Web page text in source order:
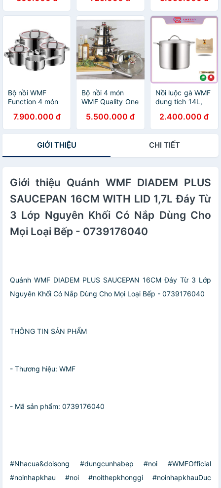
liệu Cromargan
không gỉ.
không gỉ size nhỏ
[NHẬP ĐỨC]
Bộ nồi WMF
Function 4 món
đỏ7.900.000 đ
Bộ nồi 4 món
WMF Quality One
5.500.000 đ
Nồi luộc gà WMF
dung tích 14L,
không gỉ [Hàng
Đức chính hãng]
2.400.000 đ
GIỚI THIỆU CHI TIẾT
Giới thiệu Quánh WMF DIADEM PLUS
SAUCEPAN 16CM WITH LID 1,7L Đáy Từ
3 Lớp Nguyên Khối Có Nắp Dùng Cho
Mọi Loại Bếp - 0739176040
Quánh WMF DIADEM PLUS SAUCEPAN 16CM Đáy Từ 3 Lớp
Nguyên Khối Có Nắp Dùng Cho Mọi Loại Bếp - 0739176040
THÔNG TIN SẢN PHẨM
- Thương hiệu: WMF
- Mã sản phẩm: 0739176040
#Nhacua&doisong #dungcunhabep #noi #WMFOfficial
#noinhapkhau #noi #noithepkhonggi #noinhapkhauDuc